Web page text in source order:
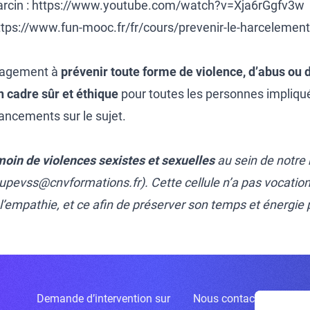
: https://www.youtube.com/watch?v=Xja6rGgfv3w
www.fun-mooc.fr/fr/cours/prevenir-le-
à prévenir toute forme de violence, d’abus ou
cadre sûr et éthique pour toutes les personnes
sur le sujet.
de violences sexistes et sexuellesau sein de notre
). Cette cellule n’a pas
et ce afin de préserver son temps et
Demande d’intervention sur
Nous contacter